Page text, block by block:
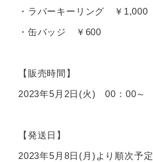
・ラバーキーリング ￥1,000
・缶バッジ ￥600
【販売時間】
2023年5月2日(火) 00：00～
【発送日】
2023年5月8日(月)より順次予定